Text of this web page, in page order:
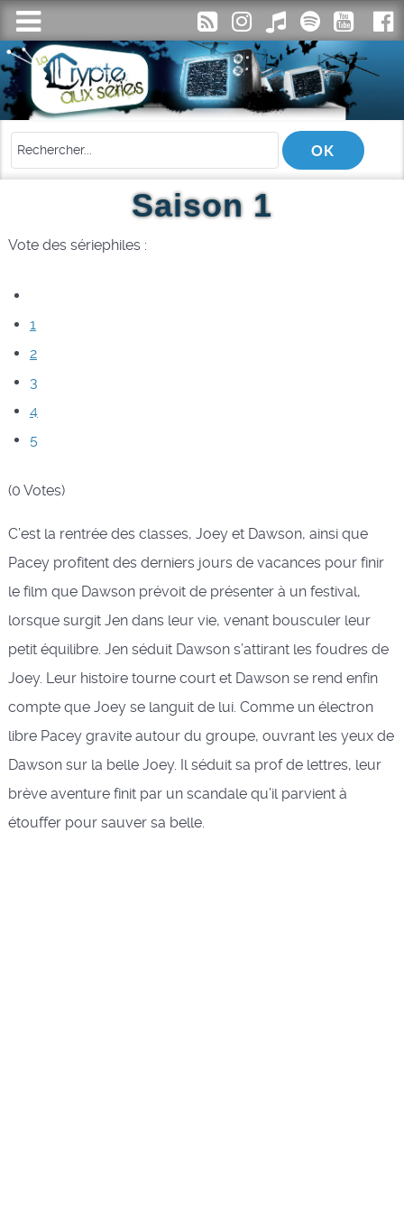
Saison 1
Vote des sériephiles :
1
2
3
4
5
(0 Votes)
C’est la rentrée des classes, Joey et Dawson, ainsi que
Pacey profitent des derniers jours de vacances pour finir
le film que Dawson prévoit de présenter à un festival,
lorsque surgit Jen dans leur vie, venant bousculer leur
petit équilibre. Jen séduit Dawson s’attirant les foudres de
Joey. Leur histoire tourne court et Dawson se rend enfin
compte que Joey se languit de lui. Comme un électron
libre Pacey gravite autour du groupe, ouvrant les yeux de
Dawson sur la belle Joey. Il séduit sa prof de lettres, leur
brève aventure finit par un scandale qu’il parvient à
étouffer pour sauver sa belle.